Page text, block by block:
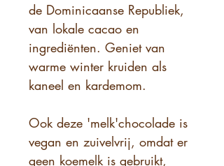
de Dominicaanse Republiek,
van lokale cacao en
ingrediënten. Geniet van
warme winter kruiden als
kaneel en kardemom.
Ook deze 'melk'chocolade is
vegan en zuivelvrij, omdat er
geen koemelk is gebruikt,